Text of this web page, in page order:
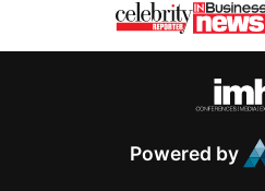
Powered by